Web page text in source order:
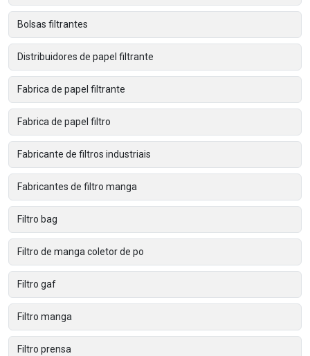
Bolsas filtrantes
Distribuidores de papel filtrante
Fabrica de papel filtrante
Fabrica de papel filtro
Fabricante de filtros industriais
Fabricantes de filtro manga
Filtro bag
Filtro de manga coletor de po
Filtro gaf
Filtro manga
Filtro prensa